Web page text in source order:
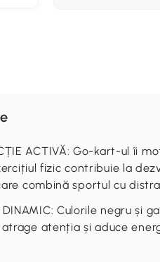
ACTIVĂ: Go-kart-ul îi
fizic contribuie la
combină sportul cu
DINAMIC: Culorile negru și
atenția și aduce